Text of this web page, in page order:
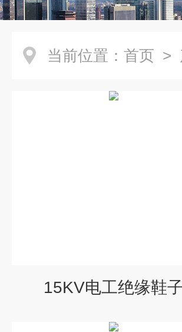
当前位置： 首页 >
15KV电工绝缘鞋